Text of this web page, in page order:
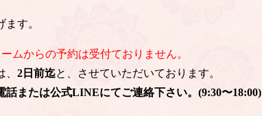
す。
ムからの予約は受付ておりません。
2日前迄と、させていただいております。
話または公式LINEにてご連絡下さい。(9:30〜18:00)